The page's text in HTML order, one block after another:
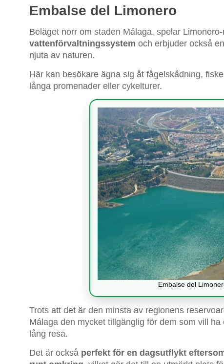
Embalse del Limonero
Beläget norr om staden Málaga, spelar
vattenförvaltningssystem och erbjuder också
njuta av naturen.
Här kan besökare ägna sig åt fågelskådning,
långa promenader eller cykelturer.
Embalse del
Trots att det är den minsta av regionens
Málaga den mycket tillgänglig för dem som vill
lång resa.
Det är också perfekt för en dagsutflykt